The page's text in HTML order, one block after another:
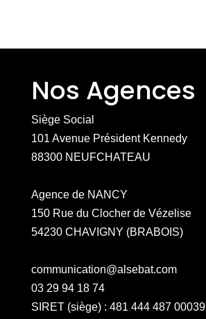
Nos Agences
Siège Social
101 Avenue Président Kennedy
88300 NEUFCHATEAU
Agence de NANCY
150 Rue du Clocher de Vézelise
54230 CHAVIGNY (BRABOIS)
communication@alsebat.com
03 29 94 18 74
SIRET (siège) : 481 444 487 00039